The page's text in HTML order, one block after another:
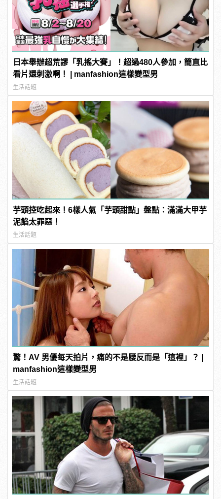
日本舉辦超荒謬「乳搖大賽」！超過480人參加，簡直比
看片還刺激啊！ | manfashion這樣變型男
生活話題
芋頭控吃起來！6樣人氣「芋頭甜點」盤點：滿滿大甲芋
泥餡太罪惡！
生活話題
驚！AV 男優每天拍片，痛的不是腰反而是「這裡」？ |
manfashion這樣變型男
生活話題